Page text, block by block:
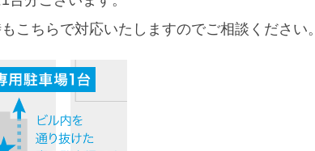
こちらで対応いたしますのでご相談ください。